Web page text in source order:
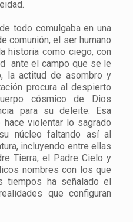
todo comulgaba en una
comunión, el ser humano
historia como ciego, con
ante el campo que se le
la actitud de asombro y
procura al despierto
cósmico de Dios
para su deleite. Esa
violentar lo sagrado
núcleo faltando así al
incluyendo entre ellas
Tierra, el Padre Cielo y
nombres con los que
tiempos ha señalado el
que configuran